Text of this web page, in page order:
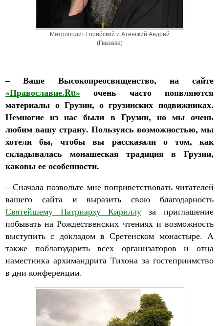
Митрополит Горийский и Атенский Андрей
(Гвазава)
– Ваше Высокопреосвященство, на сайте
«Православие.Ru» очень часто появляются
материалы о Грузии, о грузинских подвижниках.
Немногие из нас были в Грузии, но мы очень
любим вашу страну. Пользуясь возможностью, мы
хотели бы, чтобы вы рассказали о том, как
складывалась монашеская традиция в Грузии,
каковы ее особенности.
– Сначала позвольте мне поприветствовать читателей
вашего сайта и выразить свою благодарность
Святейшему Патриарху Кириллу за приглашение
побывать на Рождественских чтениях и возможность
выступить с докладом в Сретенском монастыре. А
также поблагодарить всех организаторов и отца
наместника архимандрита Тихона за гостеприимство
в дни конференции.